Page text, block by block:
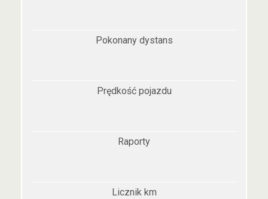
Pokonany dystans
Prędkość pojazdu
Raporty
Licznik km